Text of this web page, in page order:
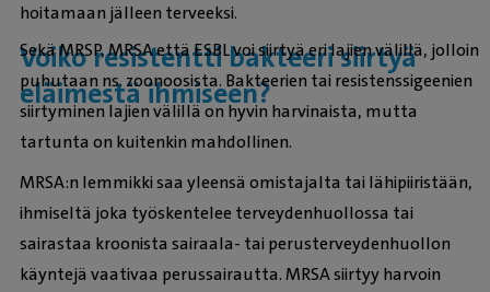
hoitamaan jälleen terveeksi.
Voiko resistentti bakteeri siirtyä
eläimestä ihmiseen?
Sekä MRSP, MRSA että ESBL voi siirtyä eri lajien välillä, jolloin
puhutaan ns. zoonoosista. Bakteerien tai resistenssigeenien
siirtyminen lajien välillä on hyvin harvinaista, mutta
tartunta on kuitenkin mahdollinen.
MRSA:n lemmikki saa yleensä omistajalta tai lähipiiristään,
ihmiseltä joka työskentelee terveydenhuollossa tai
sairastaa kroonista sairaala- tai perusterveydenhuollon
käyntejä vaativaa perussairautta. MRSA siirtyy harvoin